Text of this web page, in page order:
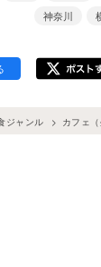
神奈川
ジャンル カフェ（